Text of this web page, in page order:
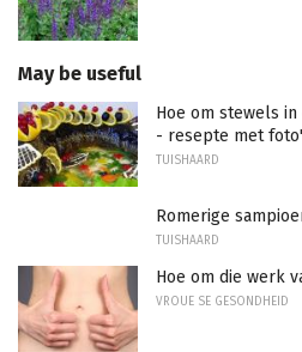
May be useful
Hoe om stewels
- resepte met
TUISHAARD
Romerige
TUISHAARD
Hoe om die werk
VROUE SE GESONDHEID